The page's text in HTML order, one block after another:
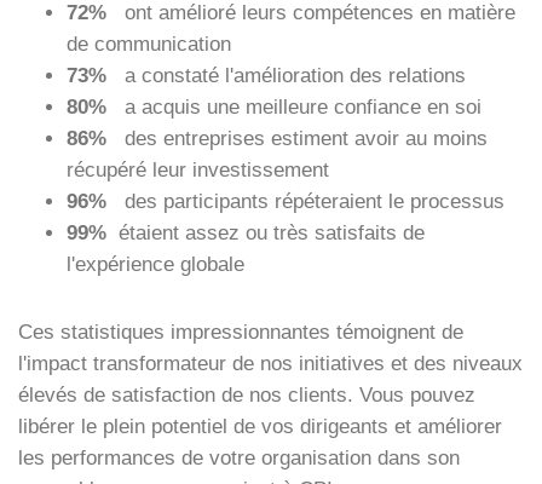
72%
ont amélioré leurs compétences en matière
de communication
73%
a constaté l'amélioration des relations
80%
a acquis une meilleure confiance en soi
86%
des entreprises estiment avoir au moins
récupéré leur investissement
96%
des participants répéteraient le processus
99% étaient assez ou très satisfaits de
l'expérience globale
Ces statistiques impressionnantes témoignent de
l'impact transformateur de nos initiatives et des niveaux
élevés de satisfaction de nos clients. Vous pouvez
libérer le plein potentiel de vos dirigeants et améliorer
les performances de votre organisation dans son